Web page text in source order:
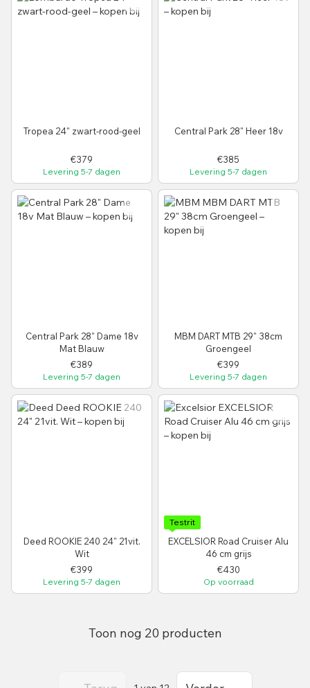
Tropea 24" zwart-rood-geel
€379
Levering 5-7 dagen
Central Park 28" Heer 18v
€385
Levering 5-7 dagen
Central Park 28" Dame 18v
Mat Blauw
€389
Levering 5-7 dagen
MBM DART MTB 29" 38cm
Groengeel
€399
Levering 5-7 dagen
Deed ROOKIE 240 24" 21vit.
Wit
€399
Levering 5-7 dagen
Testrit
EXCELSIOR Road Cruiser Alu
46 cm grijs
€430
Op voorraad
Toon nog 20 producten